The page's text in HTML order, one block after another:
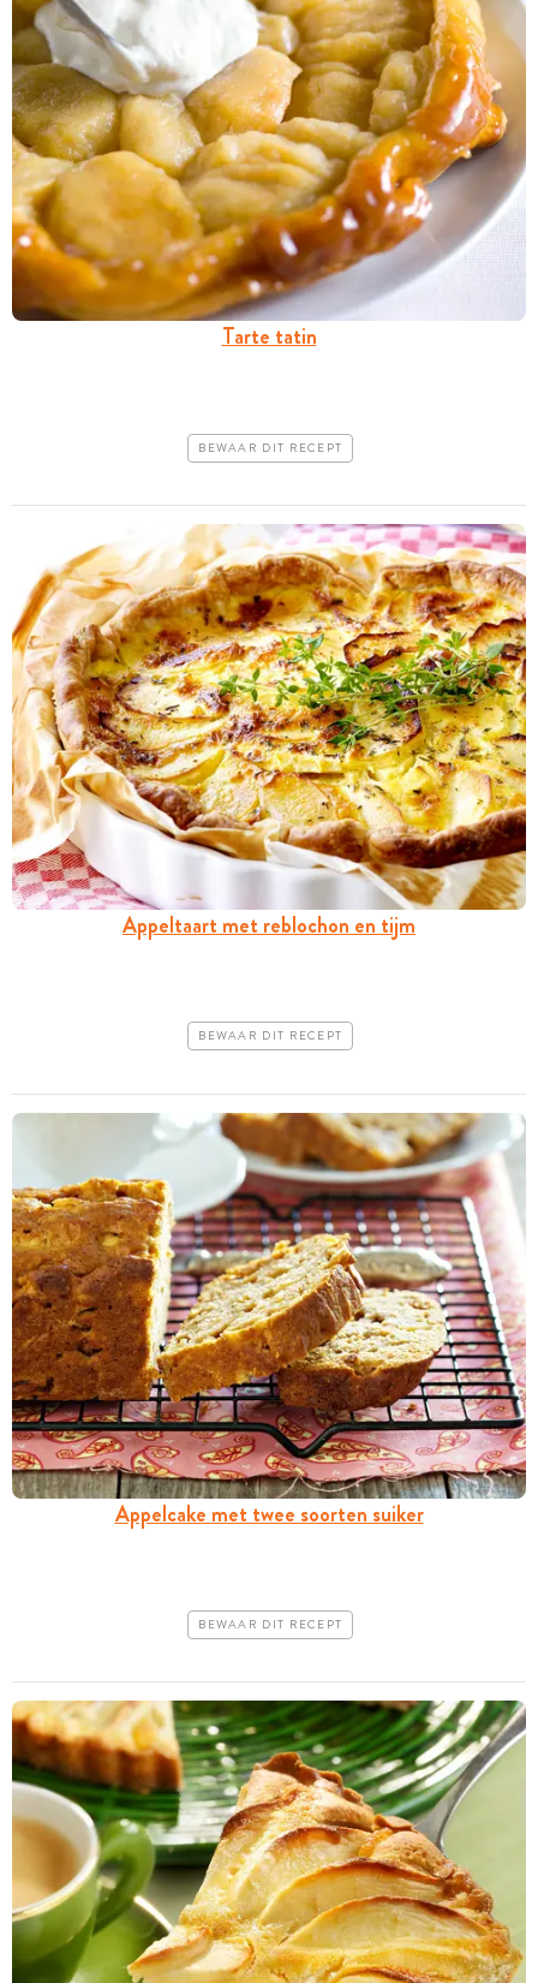
Tarte tatin
BEWAAR DIT RECEPT
Appeltaart met reblochon en tijm
BEWAAR DIT RECEPT
Appelcake met twee soorten suiker
BEWAAR DIT RECEPT